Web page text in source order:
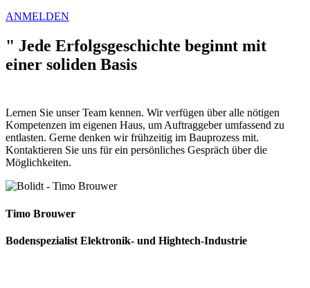
ANMELDEN
" Jede Erfolgsgeschichte beginnt mit
einer soliden Basis
Lernen Sie unser Team kennen. Wir verfügen über alle nötigen
Kompetenzen im eigenen Haus, um Auftraggeber umfassend zu
entlasten. Gerne denken wir frühzeitig im Bauprozess mit.
Kontaktieren Sie uns für ein persönliches Gespräch über die
Möglichkeiten.
Timo Brouwer
Bodenspezialist Elektronik- und Hightech-Industrie